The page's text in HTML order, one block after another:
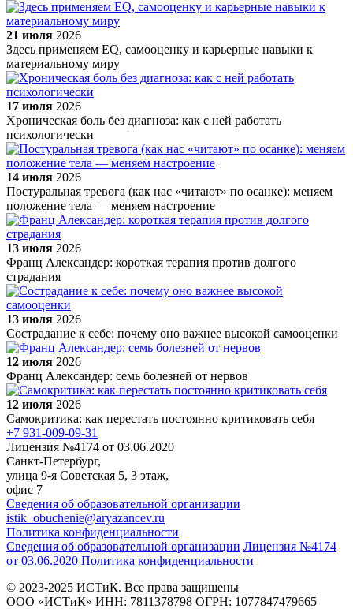
21 июля 2026
Здесь применяем EQ, самооценку и карьерные навыки к
материальному миру
17 июля 2026
Хроническая боль без диагноза: как с ней работать
психологически
14 июля 2026
Постуральная тревога (как нас «читают» по осанке): меняем
положение тела — меняем настроение
13 июля 2026
Франц Александер: короткая терапия против долгого
страдания
13 июля 2026
Сострадание к себе: почему оно важнее высокой самооценки
12 июля 2026
Франц Александер: семь болезней от нервов
12 июля 2026
Самокритика: как перестать постоянно критиковать себя
+7 931-009-09-31
Лицензия №4174 от 03.06.2020
Санкт-Петербург,
улица 9-я Советская 5​, 3 этаж,
офис 7
Сведения об образовательной организации
istik_obuchenie@aryazancev.ru
Политика конфиденциальности
Сведения об образовательной организации Лицензия №4174
от 03.06.2020 Политика конфиденциальности
© 2023-2025 ИСТиК. Все права защищены
ООО «ИСТиК» ИНН: 7811378798 ОГРН: 1077847479665